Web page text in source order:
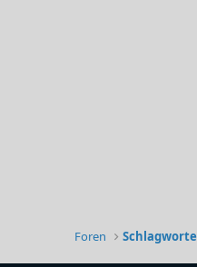
Foren Schlagworte